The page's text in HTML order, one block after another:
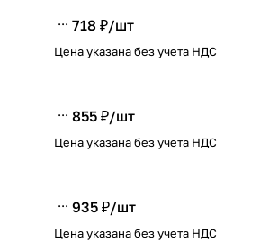
718 ₽/шт
Цена указана без учета НДС
855 ₽/шт
Цена указана без учета НДС
935 ₽/шт
Цена указана без учета НДС